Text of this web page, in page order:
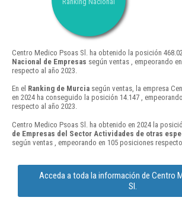
Centro Medico Psoas Sl. ha obtenido la posición
Nacional de Empresas según ventas , empeorando
respecto al año 2023.
En el Ranking de Murcia según ventas, la empresa
en 2024 ha conseguido la posición 14.147 ,
respecto al año 2023.
Centro Medico Psoas Sl. ha obtenido en 2024 la
de Empresas del Sector Actividades de otras
según ventas , empeorando en 105 posiciones respecto
Acceda a toda la información de Centro
Sl.